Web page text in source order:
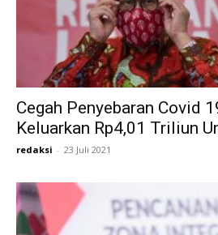
Cegah Penyebaran Covid
Keluarkan Rp4,01 Triliun
redaksi - 23 Juli 2021